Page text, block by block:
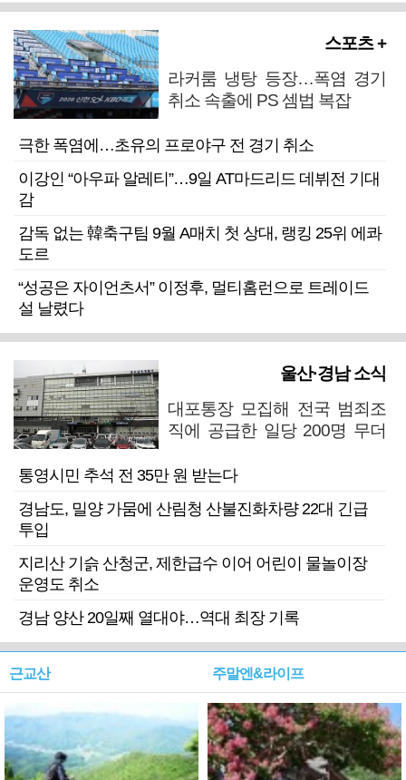
스포츠 +
라커룸 냉탕 등장…폭염 경기
취소 속출에 PS 셈법 복잡
극한 폭염에…초유의 프로야구 전 경기 취소
이강인 “아우파 알레티”…9일 AT마드리드 데뷔전 기대
감
감독 없는 韓축구팀 9월 A매치 첫 상대, 랭킹 25위 에콰
도르
“성공은 자이언츠서” 이정후, 멀티홈런으로 트레이드
설 날렸다
울산·경남 소식
대포통장 모집해 전국 범죄조
직에 공급한 일당 200명 무더
통영시민 추석 전 35만 원 받는다
경남도, 밀양 가뭄에 산림청 산불진화차량 22대 긴급
투입
지리산 기슭 산청군, 제한급수 이어 어린이 물놀이장
운영도 취소
경남 양산 20일째 열대야…역대 최장 기록
근교산 주말엔&라이프